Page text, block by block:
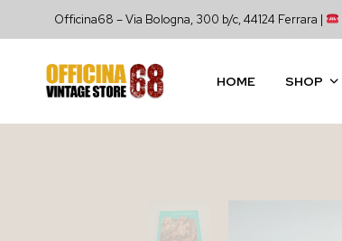
Officina68 – Via Bologna, 300 b/c, 44124 Ferrara |
HOME SHOP